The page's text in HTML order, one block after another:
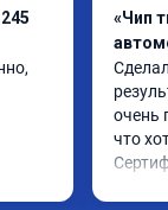
«Чип
очень
что